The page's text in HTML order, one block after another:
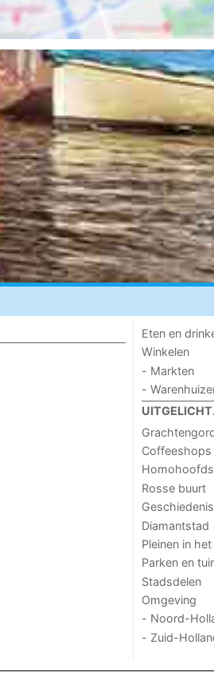
Eten en
Winkelen
- Markten
-
Coffeeshops
Rosse buurt
Geschiedenis
Diamantstad
Pleinen in
Parken en
Stadsdelen
Omgeving
- Noord-
- Zuid-